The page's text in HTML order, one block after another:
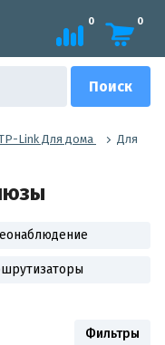
0 0
Link Для дома
Для
Фильтры